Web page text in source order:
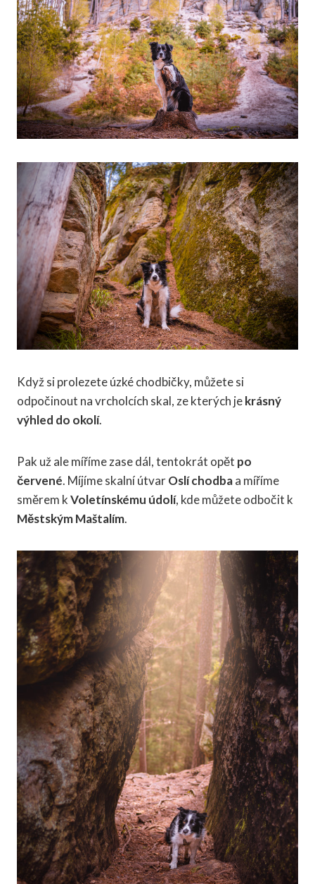
Když si prolezete úzké chodbičky, můžete si
odpočinout na vrcholcích skal, ze kterých jekrásný
výhled do okolí.
Pak už ale míříme zase dál, tentokrát opět po
červené. Míjíme skalní útvarOslí chodbaa míříme
směrem kVoletínskému údolí, kde můžete odbočit k
Městským Maštalím.